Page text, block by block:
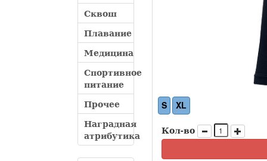
Сквош
Плавание
Медицина
Спортивное
питание
Прочее
Наградная
атрибутика
S XL
Кол-во